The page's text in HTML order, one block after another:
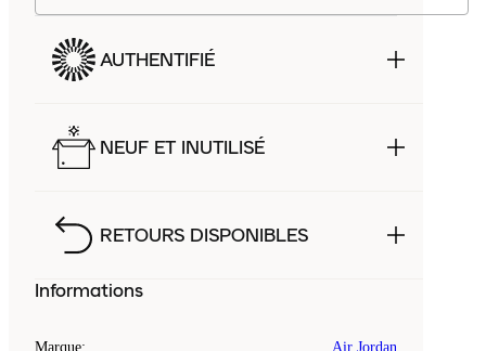
AUTHENTIFIÉ
NEUF ET INUTILISÉ
RETOURS DISPONIBLES
Informations
Marque: Air Jordan